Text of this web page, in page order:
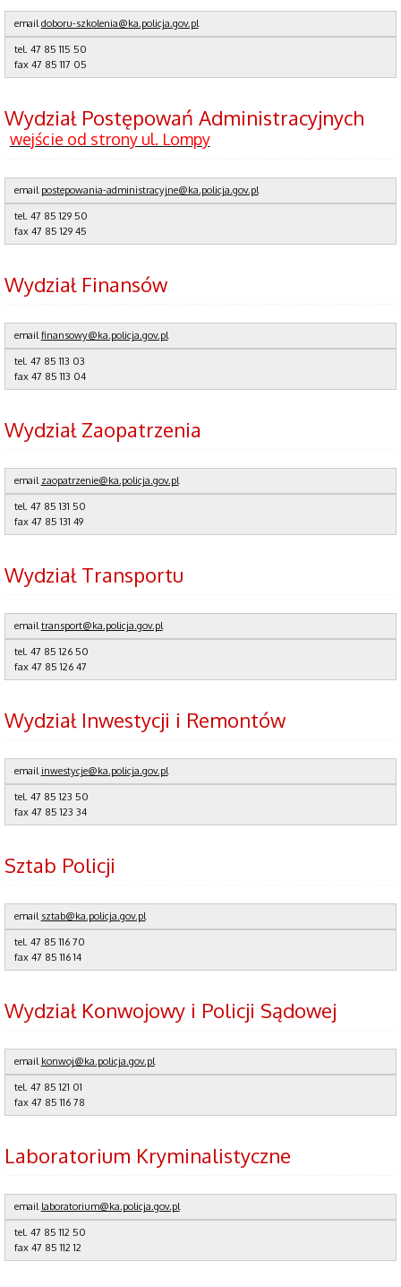
emaildoboru-szkolenia@ka.policja.gov.pl
tel. 47 85 115 50
fax 47 85 117 05
Wydział Postępowań Administracyjnych
wejście od strony ul. Lompy
email postepowania-administracyjne@ka.policja.gov.pl
tel. 47 85 129 50
fax 47 85 129 45
Wydział Finansów
emailfinansowy@ka.policja.gov.pl
tel. 47 85 113 03
fax 47 85 113 04
Wydział Zaopatrzenia
email zaopatrzenie@ka.policja.gov.pl
tel. 47 85 131 50
fax 47 85 131 49
Wydział Transportu
emailtransport@ka.policja.gov.pl
tel. 47 85 126 50
fax 47 85 126 47
Wydział Inwestycji i Remontów
email inwestycje@ka.policja.gov.pl
tel. 47 85 123 50
fax 47 85 123 34
Sztab Policji
email sztab@ka.policja.gov.pl
tel. 47 85 116 70
fax 47 85 116 14
Wydział Konwojowy i Policji Sądowej
email konwoj@ka.policja.gov.pl
tel. 47 85 121 01
fax 47 85 116 78
Laboratorium Kryminalistyczne
email laboratorium@ka.policja.gov.pl
tel. 47 85 112 50
fax 47 85 112 12